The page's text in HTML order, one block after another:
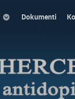
Dokumenti